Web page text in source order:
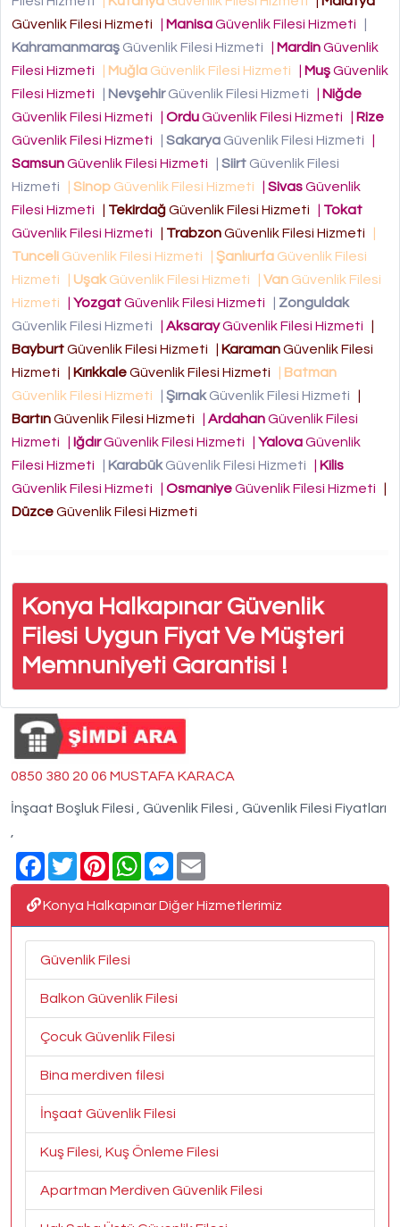
Güvenlik Filesi Hizmeti
ManisaGüvenlik Filesi Hizmeti
Kahramanmaraş Güvenlik Filesi Hizmeti MardinGüvenlik
Filesi Hizmeti
Muğla Güvenlik Filesi Hizmeti MuşGüvenlik
Filesi Hizmeti
NevşehirGüvenlik Filesi Hizmeti
Niğde
Güvenlik Filesi Hizmeti
OrduGüvenlik Filesi Hizmeti
Rize
Güvenlik Filesi Hizmeti
Sakarya Güvenlik Filesi Hizmeti
SamsunGüvenlik Filesi Hizmeti Siirt Güvenlik Filesi
Hizmeti
Sinop Güvenlik Filesi Hizmeti SivasGüvenlik
Filesi Hizmeti
TekirdağGüvenlik Filesi Hizmeti
Tokat
Güvenlik Filesi Hizmeti
TrabzonGüvenlik Filesi Hizmeti
Tunceli Güvenlik Filesi Hizmeti Şanlıurfa Güvenlik Filesi
Hizmeti
UşakGüvenlik Filesi Hizmeti Van Güvenlik Filesi
Hizmeti
YozgatGüvenlik Filesi Hizmeti
Zonguldak
Güvenlik Filesi Hizmeti
AksarayGüvenlik Filesi Hizmeti
BayburtGüvenlik Filesi Hizmeti KaramanGüvenlik Filesi
Hizmeti
KırıkkaleGüvenlik Filesi Hizmeti
Batman
Güvenlik Filesi Hizmeti
ŞırnakGüvenlik Filesi Hizmeti
BartınGüvenlik Filesi Hizmeti ArdahanGüvenlik Filesi
Hizmeti
IğdırGüvenlik Filesi Hizmeti YalovaGüvenlik
Filesi Hizmeti
KarabükGüvenlik Filesi Hizmeti
Kilis
Güvenlik Filesi Hizmeti
OsmaniyeGüvenlik Filesi Hizmeti
DüzceGüvenlik Filesi Hizmeti
Konya Halkapınar Güvenlik
Filesi Uygun Fiyat Ve Müşteri
Memnuniyeti Garantisi !
0850 380 20 06 MUSTAFA KARACA
İnşaat Boşluk Filesi , Güvenlik Filesi , Güvenlik Filesi Fiyatları
,
Facebook
TwitterPinterestWhatsAppMessenger
Konya Halkapınar Diğer Hizmetlerimiz
Güvenlik Filesi
Balkon Güvenlik Filesi
Çocuk Güvenlik Filesi
Bina merdiven filesi
İnşaat Güvenlik Filesi
Kuş Filesi, Kuş Önleme Filesi
Apartman Merdiven Güvenlik Filesi